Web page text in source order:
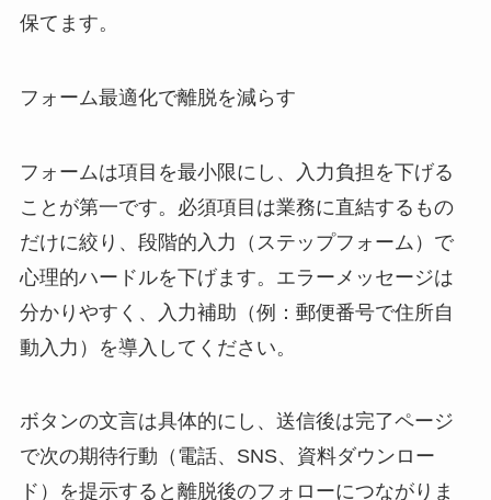
保てます。
フォーム最適化で離脱を減らす
フォームは項目を最小限にし、入力負担を下げる
ことが第一です。必須項目は業務に直結するもの
だけに絞り、段階的入力（ステップフォーム）で
心理的ハードルを下げます。エラーメッセージは
分かりやすく、入力補助（例：郵便番号で住所自
動入力）を導入してください。
ボタンの文言は具体的にし、送信後は完了ページ
で次の期待行動（電話、SNS、資料ダウンロー
ド）を提示すると離脱後のフォローにつながりま